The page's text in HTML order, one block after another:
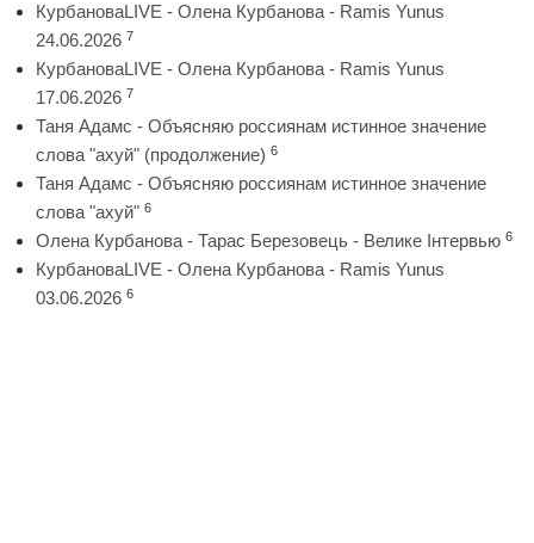
КурбановаLIVE - Олена Курбанова - Ramis Yunus
24.06.2026 7
КурбановаLIVE - Олена Курбанова - Ramis Yunus
17.06.2026 7
Таня Адамс - Объясняю россиянам истинное значение
слова "ахуй" (продолжение) 6
Таня Адамс - Объясняю россиянам истинное значение
слова "ахуй" 6
Олена Курбанова - Тарас Березовець - Велике Інтервью 6
КурбановаLIVE - Олена Курбанова - Ramis Yunus
03.06.2026 6